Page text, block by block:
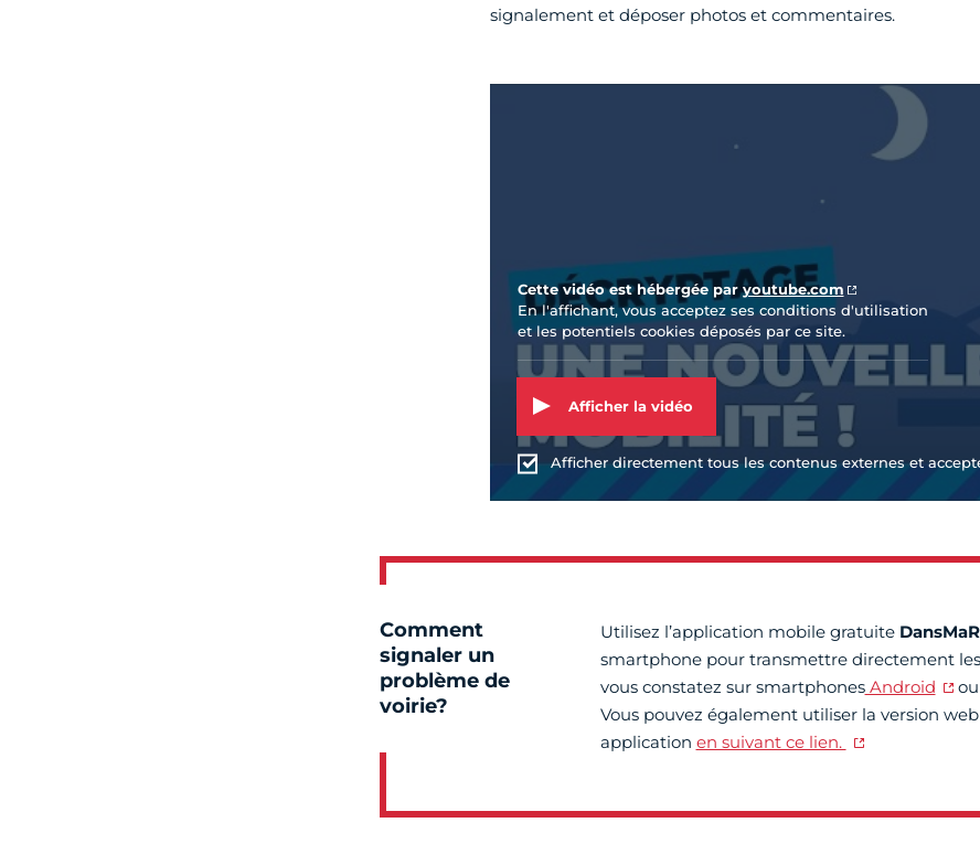
signalement et déposer photos et commentaires.
Cette vidéo est hébergée paryoutube.com
En l'affichant, vous acceptez ses conditions d'utilisation
et les potentiels cookies déposés par ce site.
Afficher la vidéo
Afficher directement tous les contenus externes et
Comment
signaler un
problème de
voirie?
Utilisez l’application mobile gratuite
smartphone pour transmettre directement
vous constatez sur smartphonesAndroid ou
Vous pouvez également utiliser la version
application en suivant ce lien.